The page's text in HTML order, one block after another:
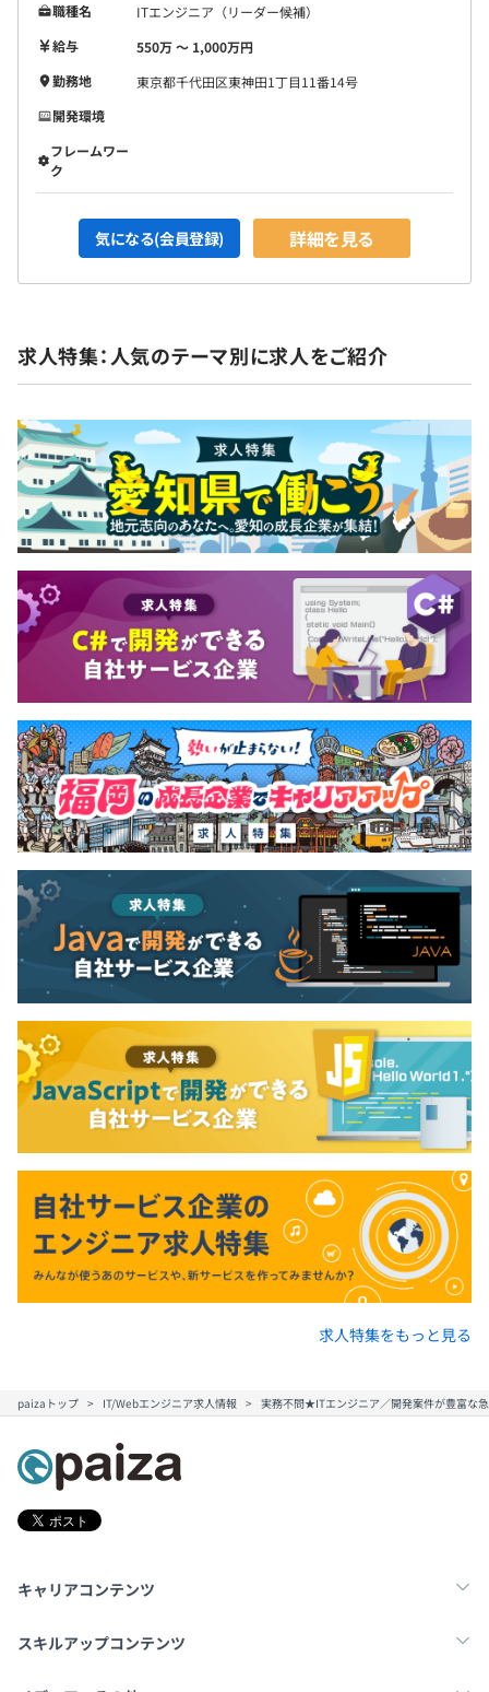
職種名
ITエンジニア（リーダー候補）
給与
550万 〜 1,000万円
勤務地
東京都千代田区東神田1丁目11番14号
開発環境
フレームワー
ク
気になる(会員登録) 詳細を見る
求人特集：人気のテーマ別に求人をご紹介
求人特集をもっと見る
paizaトップ IT/Webエンジニア求人情報 実務不問★ITエンジニア／開発案件が豊富な
キャリアコンテンツ
転職・キャリア
スキルアップコンテンツ